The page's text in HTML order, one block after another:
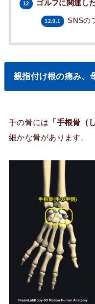
12 ゴルフに関連し
12.0.1 SNSの
親指付け根の痛み、
手の骨には 「手根骨（
細かな骨があります。